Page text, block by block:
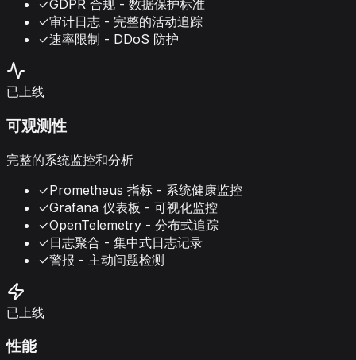
✓GDPR 合规 - 数据保护标准
✓审计日志 - 完整的活动追踪
✓速率限制 - DDoS 防护
已上线
可观测性
完整的系统监控和分析
✓Prometheus 指标 - 系统健康监控
✓Grafana 仪表板 - 可视化监控
✓OpenTelemetry - 分布式追踪
✓日志聚合 - 集中式日志记录
✓警报 - 主动问题检测
已上线
性能